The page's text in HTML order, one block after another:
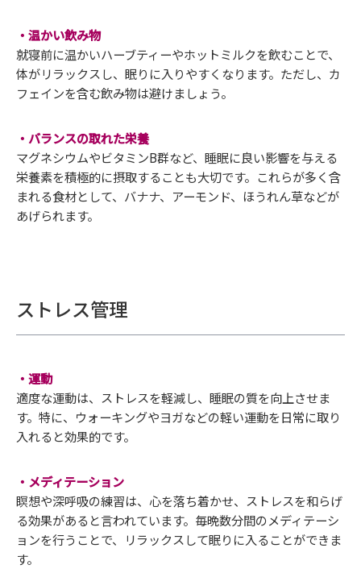
・温かい飲み物
就寝前に温かいハーブティーやホットミルクを飲むことで、
体がリラックスし、眠りに入りやすくなります。ただし、カ
フェインを含む飲み物は避けましょう。
・バランスの取れた栄養
マグネシウムやビタミンB群など、睡眠に良い影響を与える
栄養素を積極的に摂取することも大切です。これらが多く含
まれる食材として、バナナ、アーモンド、ほうれん草などが
あげられます。
ストレス管理
・運動
適度な運動は、ストレスを軽減し、睡眠の質を向上させま
す。特に、ウォーキングやヨガなどの軽い運動を日常に取り
入れると効果的です。
・メディテーション
瞑想や深呼吸の練習は、心を落ち着かせ、ストレスを和らげ
る効果があると言われています。毎晩数分間のメディテーシ
ョンを行うことで、リラックスして眠りに入ることができま
す。